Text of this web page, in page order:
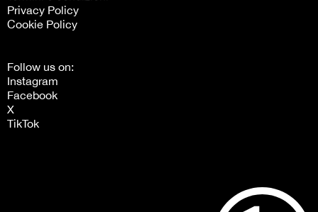
Privacy Policy
Cookie Policy
Follow us on:
Instagram
Facebook
X
TikTok